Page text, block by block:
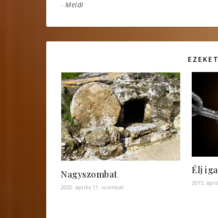
- Meldi
Nagyszombat
2020. április 11. szombat
Élj
2015.